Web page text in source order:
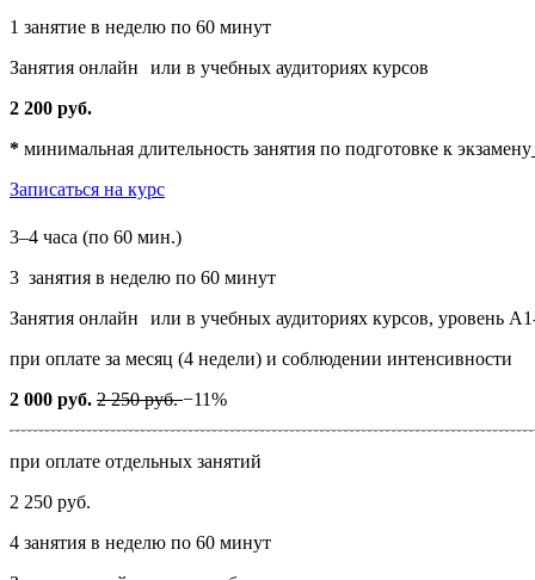
1 занятие в неделю по 60 минут
Занятия онлайн
или в учебных аудиториях курсов
2 200 руб.
* минимальная длительность занятия по подготовке к экзамену
Записаться на курс
3–4 часа (по 60 мин.)
3 занятия в неделю по 60 минут
Занятия онлайн
или в учебных аудиториях курсов, уровень
при оплате за месяц (4 недели) и соблюдении интенсивности
2 000 руб. 2 250 руб.−11%
при оплате отдельных занятий
2 250 руб.
4 занятия в неделю по 60 минут